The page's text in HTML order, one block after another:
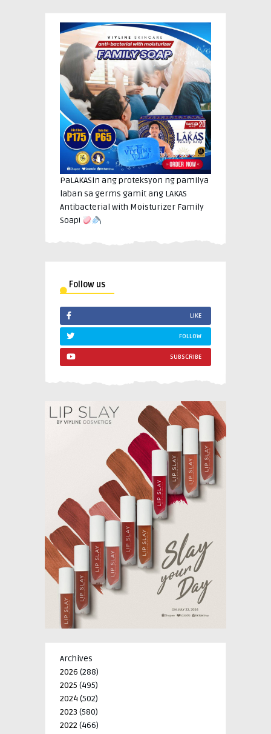
PaLAKASin ang proteksyon ng pamilya
laban sa germs gamit ang LAKAS
Antibacterial with Moisturizer Family
Soap!
Follow us
LIKE
FOLLOW
SUBSCRIBE
Archives
2026 (288)
2025 (495)
2024 (502)
2023 (580)
2022 (466)